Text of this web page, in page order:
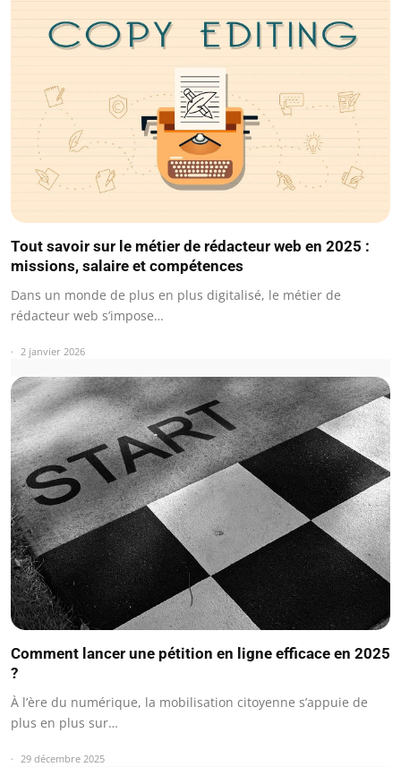
Tout savoir sur le métier de rédacteur web en 2025 :
missions, salaire et compétences
Dans un monde de plus en plus digitalisé, le métier de
rédacteur web s’impose…
2 janvier 2026
Comment lancer une pétition en ligne efficace en 2025
?
À l’ère du numérique, la mobilisation citoyenne s’appuie de
plus en plus sur…
29 décembre 2025